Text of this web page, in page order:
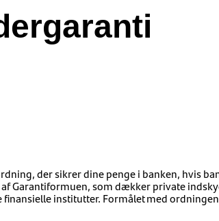
der sikrer dine penge i banken, hvis
Garantiformuen, som dækker private
institutter. Formålet med